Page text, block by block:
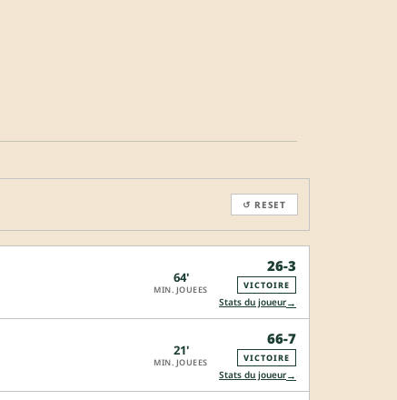
↺ RESET
64'
MIN. JOUEES
26-3
VICTOIRE
Stats du joueur→
21'
MIN. JOUEES
66-7
VICTOIRE
Stats du joueur→